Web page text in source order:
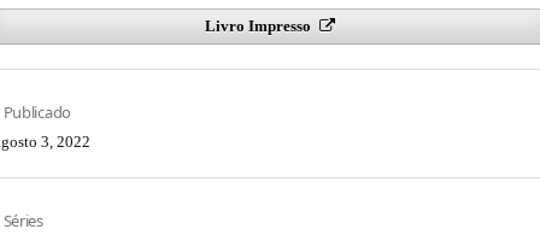
Livro Impresso
Publicado
3, 2022
Séries